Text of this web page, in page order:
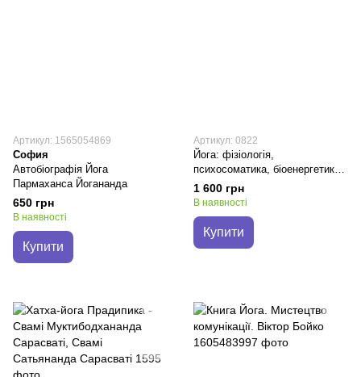
Артикул: 1565054869
София
Автобіографія Йога
Пармаханса Йогананда
650 грн
В наявності
Купити
Артикул: 0822
Йога: фізіологія,
психосоматика, біоенергетика -
Андрій Сафронов
1 600 грн
В наявності
Купити